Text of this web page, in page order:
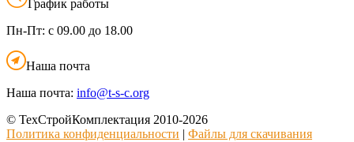
График работы
Пн-Пт: с 09.00 до 18.00
Наша почта
Наша почта: info@t-s-c.org
© ТехСтройКомплектация 2010-2026
Политика конфиденциальности
Файлы для скачивания